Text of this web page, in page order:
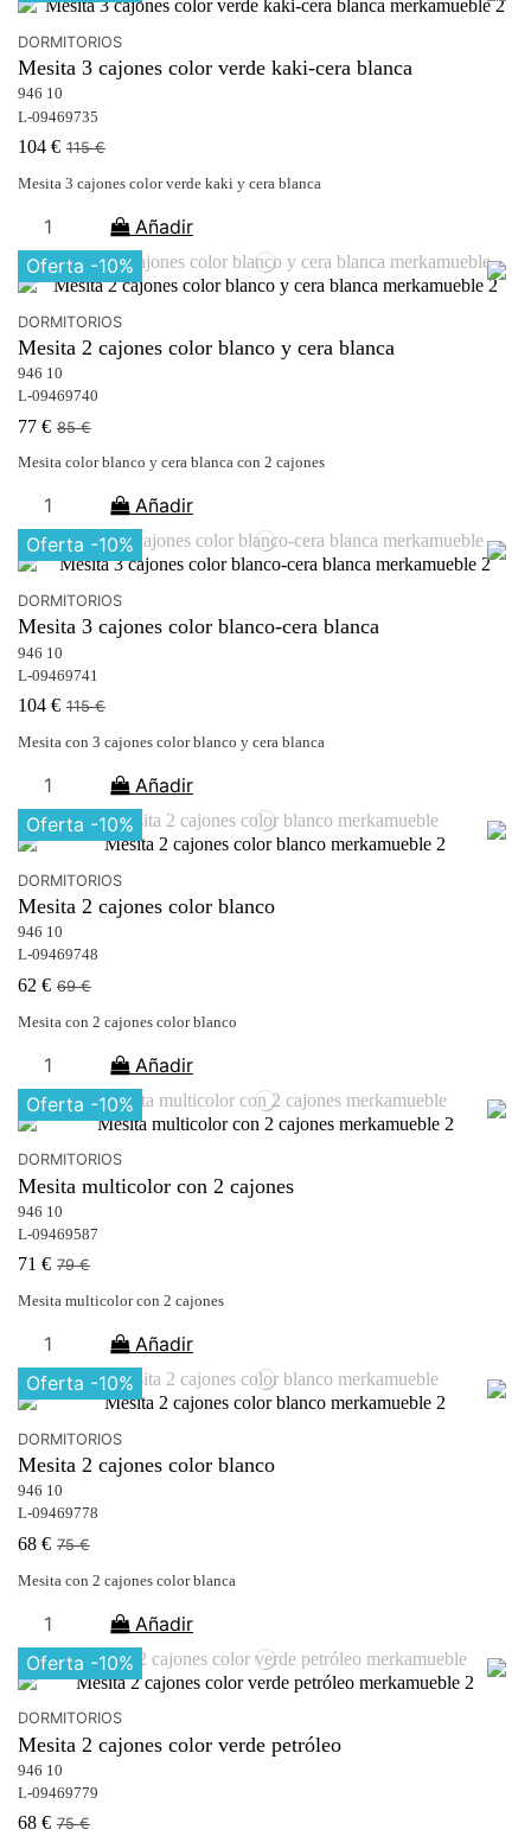
DORMITORIOS
Mesita 3 cajones color verde kaki-cera blanca
946 10
L-09469735
104 € 115 €
Mesita 3 cajones color verde kaki y cera blanca
Añadir
Oferta -10%
DORMITORIOS
Mesita 2 cajones color blanco y cera blanca
946 10
L-09469740
77 € 85 €
Mesita color blanco y cera blanca con 2 cajones
Añadir
Oferta -10%
DORMITORIOS
Mesita 3 cajones color blanco-cera blanca
946 10
L-09469741
104 € 115 €
Mesita con 3 cajones color blanco y cera blanca
Añadir
Oferta -10%
DORMITORIOS
Mesita 2 cajones color blanco
946 10
L-09469748
62 € 69 €
Mesita con 2 cajones color blanco
Añadir
Oferta -10%
DORMITORIOS
Mesita multicolor con 2 cajones
946 10
L-09469587
71 € 79 €
Mesita multicolor con 2 cajones
Añadir
Oferta -10%
DORMITORIOS
Mesita 2 cajones color blanco
946 10
L-09469778
68 € 75 €
Mesita con 2 cajones color blanca
Añadir
Oferta -10%
DORMITORIOS
Mesita 2 cajones color verde petróleo
946 10
L-09469779
68 € 75 €